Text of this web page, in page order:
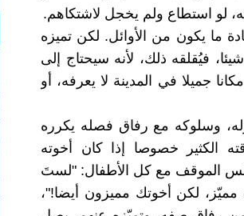
لو استطاع ولم يخجل لاشتكاهم.
ما يكون من الأوائل. لكن تميزه
فيُقلقه ذلك، لأنه سيحتاج إلى
جميلا في المدينة لا يعرفه، أو
وسلوكه مع رفاق فصله يكرره
الكثير خصوصا إذا كان أخوته
الموقف مع كل الأطفال: "لستَ
لكن أخوتك مميزون أيضا!"،